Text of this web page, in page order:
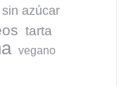
sin azúcar
tarta
vegano